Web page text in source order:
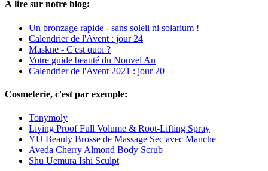
À lire sur notre blog:
Un bronzage rapide - sans soleil ni solarium !
Calendrier de l'Avent : jour 24
Maskne - C'est quoi ?
Votre guide beauté du Nouvel An
Calendrier de l'Avent 2021 : jour 20
Cosmeterie, c'est par exemple:
Tonymoly
Living Proof Full Volume & Root-Lifting Spray
YÙ Beauty Brosse de Massage Sec avec Manche
Aveda Cherry Almond Body Scrub
Shu Uemura Ishi Sculpt